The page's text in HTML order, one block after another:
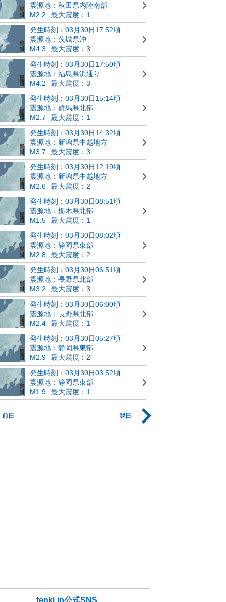
震源地：秋田県内陸南部
M2.2
最大震度：1
発生時刻：03月30日17:52頃
震源地：茨城県沖
M4.3
最大震度：3
発生時刻：03月30日17:50頃
震源地：福島県浜通り
M4.2
最大震度：3
発生時刻：03月30日15:14頃
震源地：群馬県北部
M2.7
最大震度：1
発生時刻：03月30日14:32頃
震源地：新潟県中越地方
M3.7
最大震度：3
発生時刻：03月30日12:19頃
震源地：新潟県中越地方
M2.6
最大震度：2
発生時刻：03月30日08:51頃
震源地：栃木県北部
M1.5
最大震度：1
発生時刻：03月30日08:02頃
震源地：静岡県東部
M2.8
最大震度：2
発生時刻：03月30日06:51頃
震源地：長野県北部
M3.2
最大震度：3
発生時刻：03月30日06:00頃
震源地：長野県北部
M2.4
最大震度：1
発生時刻：03月30日05:27頃
震源地：静岡県東部
M2.9
最大震度：2
発生時刻：03月30日03:52頃
震源地：静岡県東部
M1.9
最大震度：1
前日 翌日
tenki.jp公式SNS